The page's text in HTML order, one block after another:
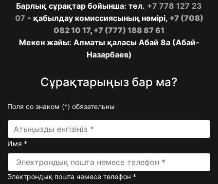
Барлық сұрақтар бойынша: тел. +7 778 127 23
07 - қабылдау комиссиясының нөмірі, +7 (708)
082 10 17, +7 (777) 188 87 61
Мекен жайы: Алматы қаласы Абай 8а (Абай-
Назарбаев)
Сұрақтарыңыз бар ма?
Поля со знаком (*) обязательны
Имя *
Электрондық пошта немесе телефон *